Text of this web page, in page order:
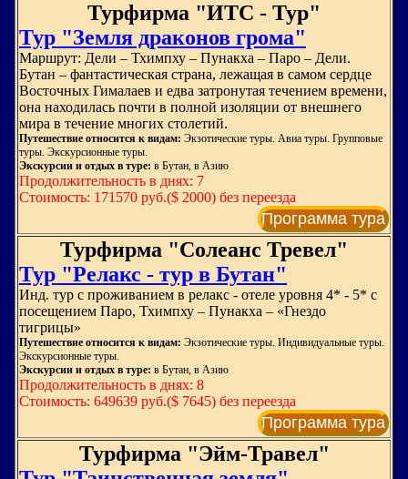
Турфирма "ИТС - Тур"
Тур "Земля драконов грома"
Маршрут: Дели – Тхимпху – Пунакха – Паро – Дели.
Бутан – фантастическая страна, лежащая в самом сердце
Восточных Гималаев и едва затронутая течением времени,
она находилась почти в полной изоляции от внешнего
мира в течение многих столетий.
Путешествие относится к видам: Экзотические туры. Авиа туры. Групповые
туры. Экскурсионные туры.
Экскурсии и отдых в туре: в Бутан, в Азию
Продолжительность в днях: 7
Стоимость: 171570 руб.($ 2000) без переезда
Программа тура
Турфирма "Солеанс Тревел"
Тур "Релакс - тур в Бутан"
Инд. тур с проживанием в релакс - отеле уровня 4* - 5* с
посещением Паро, Тхимпху – Пунакха – «Гнездо
тигрицы»
Путешествие относится к видам: Экзотические туры. Индивидуальные туры.
Экскурсионные туры.
Экскурсии и отдых в туре: в Бутан, в Азию
Продолжительность в днях: 8
Стоимость: 649639 руб.($ 7645) без переезда
Программа тура
Турфирма "Эйм-Травел"